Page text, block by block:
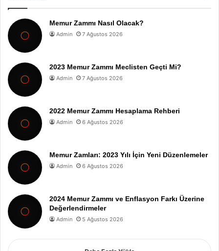
Memur Zammı Nasıl Olacak?
Admin 7 Ağustos 2026
2023 Memur Zammı Meclisten Geçti Mi?
Admin 7 Ağustos 2026
2022 Memur Zammı Hesaplama Rehberi
Admin 6 Ağustos 2026
Memur Zamları: 2023 Yılı İçin Yeni Düzenlemeler
Admin 6 Ağustos 2026
2024 Memur Zammı ve Enflasyon Farkı Üzerine
Değerlendirmeler
Admin 5 Ağustos 2026